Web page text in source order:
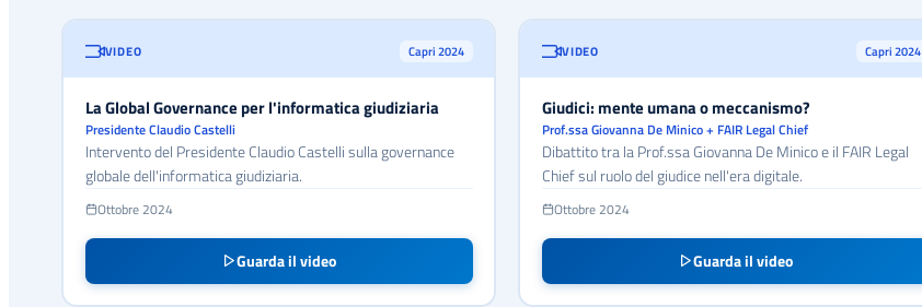
VIDEO Capri 2024
La Global Governance per l'informatica giudiziaria
Presidente Claudio Castelli
Intervento del Presidente Claudio Castelli sulla governance
globale dell'informatica giudiziaria.
Ottobre 2024
Guarda il video
VIDEO Capri 2024
Giudici: mente umana o meccanismo?
Prof.ssa Giovanna De Minico + FAIR Legal Chief
Dibattito tra la Prof.ssa Giovanna De Minico e il FAIR Legal
Chief sul ruolo del giudice nell'era digitale.
Ottobre 2024
Guarda il video